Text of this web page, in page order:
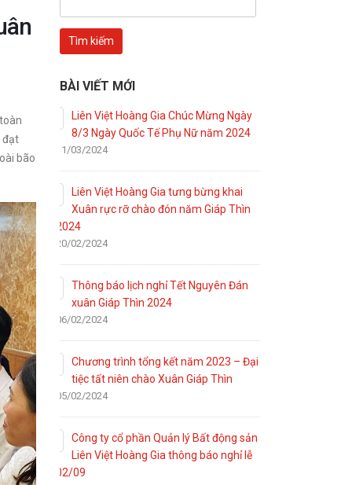
đạt
bão
BÀI VIẾT MỚI
Liên Việt Hoàng Gia Chúc Mừng Ngày
8/3 Ngày Quốc Tế Phụ Nữ năm 2024
11/03/2024
Liên Việt Hoàng Gia tưng bừng khai
Xuân rực rỡ chào đón năm Giáp Thìn
2024
20/02/2024
Thông báo lịch nghỉ Tết Nguyên Đán
xuân Giáp Thìn 2024
06/02/2024
Chương trình tổng kết năm 2023 – Đại
tiệc tất niên chào Xuân Giáp Thìn
05/02/2024
Công ty cổ phần Quản lý Bất động sản
Liên Việt Hoàng Gia thông báo nghỉ lễ
02/09